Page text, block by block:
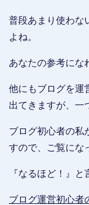
普段あまり使わな
よね。
あなたの参考にな
他にもブログを運
出てきますが、一
ブログ初心者の私
すので、ご覧にな
『なるほど！』
ブログ運営初心者